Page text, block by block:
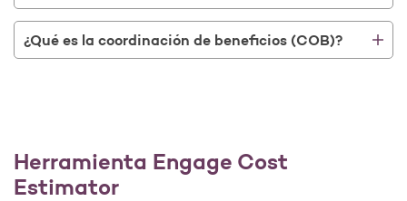
¿Qué es la coordinación de beneficios (COB)?
Herramienta Engage Cost
Estimator